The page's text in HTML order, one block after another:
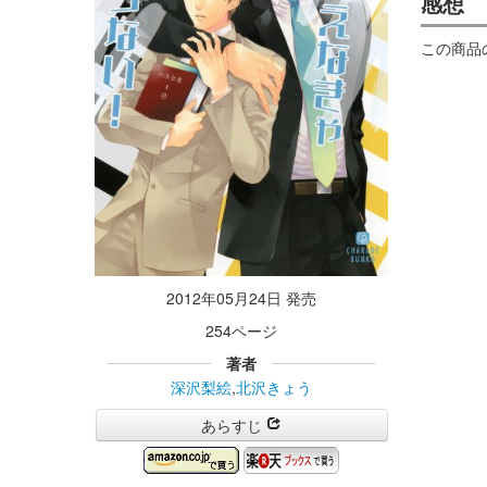
2012年05月24日 発売
254ページ
著者
深沢梨絵,北沢きょう
あらすじ
この商品